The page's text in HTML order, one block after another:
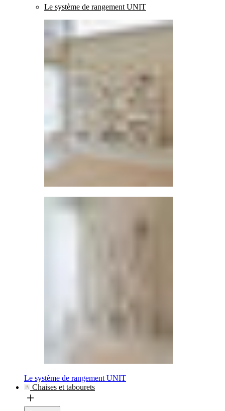
Le système de rangement UNIT
Le système de rangement UNIT
Chaises et tabourets